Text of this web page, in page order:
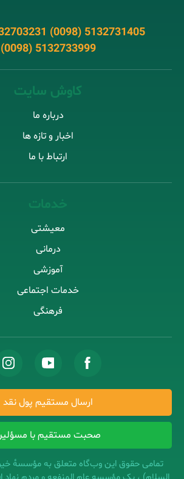
(0098) 5132731405
(0098) 5132733999
کاوش سایت
درباره ما
اخبار و تازه ها
ارتباط با ما
خدمات
معیشتی
درمانی
آموزشی
خدمات اجتماعی
فرهنگی
ارسال مستقیم پول نقد
صحبت مستقیم با
تمامی حقوق این وب‌‌گاه متعلق به مؤسسهٔ